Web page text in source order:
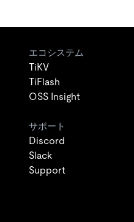
エコシステム
TiKV
TiFlash
OSS Insight
サポート
Discord
Slack
Support